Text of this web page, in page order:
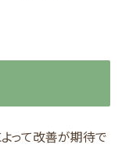
って改善が期待で